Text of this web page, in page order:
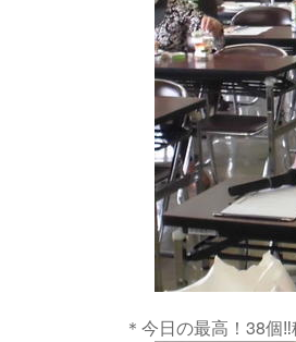
＊今日の最高！38個